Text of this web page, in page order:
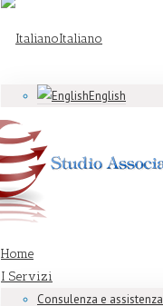
Italiano
English
Home
I Servizi
Consulenza e assistenza